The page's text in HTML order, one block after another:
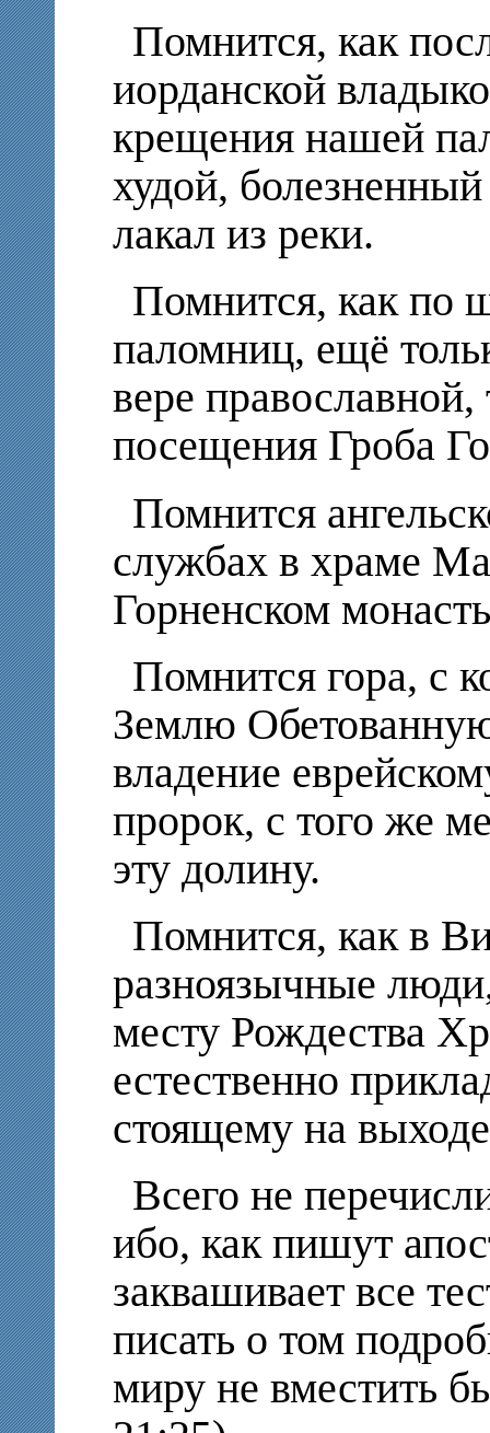
Помнится, как
иорданской
крещения нашей
худой,
лакал из реки.
Помнится, как по
паломниц, ещё
вере
посещения Гроба
Помнится
службах в храме
Горненском
Помнится гора, с
Землю
владение
пророк, с того же
эту долину.
Помнится, как в
разноязычные
месту Рождества
естественно
стоящему на
Всего не
ибо, как пишут
заквашивает все
писать о том
миру не вместить